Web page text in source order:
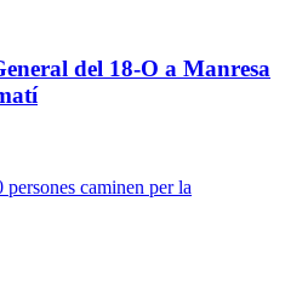
del 18-O a Manresa